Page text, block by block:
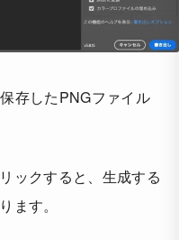
存したPNGファイル
ックすると、生成する
ます。